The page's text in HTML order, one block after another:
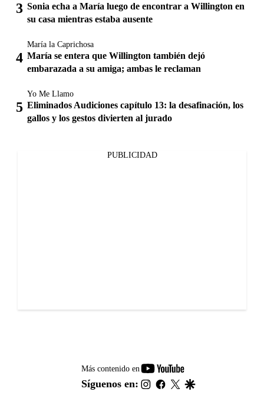
Sonia echa a María luego de encontrar a Willington en
su casa mientras estaba ausente
María la Caprichosa
María se entera que Willington también dejó
embarazada a su amiga; ambas le reclaman
Yo Me Llamo
Eliminados Audiciones capítulo 13: la desafinación, los
gallos y los gestos divierten al jurado
PUBLICIDAD
Más contenido en
youtube-
footer
Síguenos en: instagram
facebook
twitter